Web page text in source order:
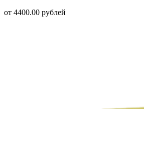
от 4400.00 рублей